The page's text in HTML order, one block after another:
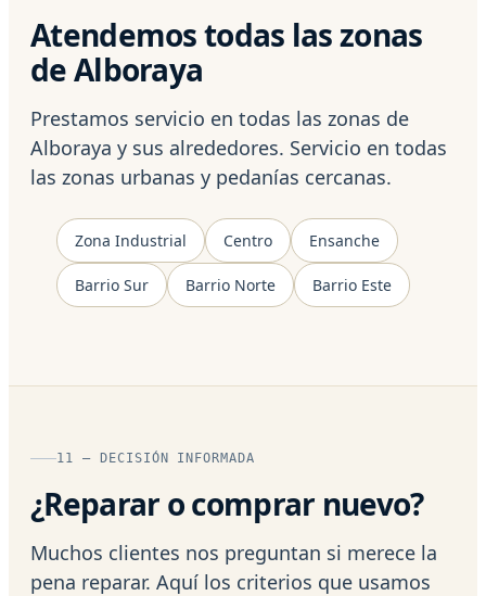
Atendemos todas las zonas
de Alboraya
Prestamos servicio en todas las zonas de
Alboraya y sus alrededores. Servicio en todas
las zonas urbanas y pedanías cercanas.
Zona Industrial Centro Ensanche
Barrio Sur Barrio Norte Barrio Este
11 — DECISIÓN INFORMADA
¿Reparar o comprar nuevo?
Muchos clientes nos preguntan si merece la
pena reparar. Aquí los criterios que usamos